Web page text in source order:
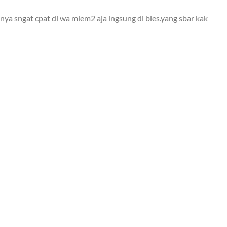
sngat cpat di wa mlem2 aja lngsung di bles.yang sbar kak